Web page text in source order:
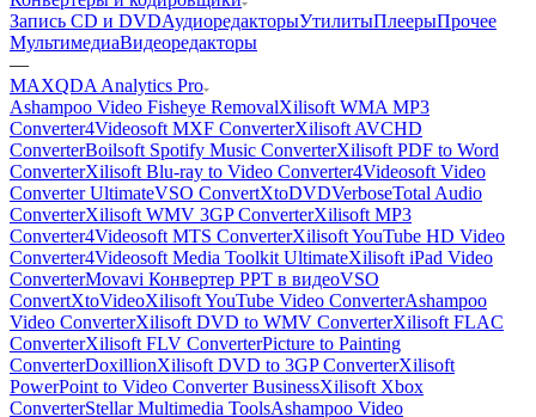
Запись CD и DVDАудиоредакторыУтилитыПлеерыПрочее
МультимедиаВидеоредакторы
—
MAXQDA Analytics Pro
Ashampoo Video Fisheye RemovalXilisoft WMA MP3
Converter4Videosoft MXF ConverterXilisoft AVCHD
ConverterBoilsoft Spotify Music ConverterXilisoft PDF to Word
ConverterXilisoft Blu-ray to Video Converter4Videosoft Video
Converter UltimateVSO ConvertXtoDVDVerboseTotal Audio
ConverterXilisoft WMV 3GP ConverterXilisoft MP3
Converter4Videosoft MTS ConverterXilisoft YouTube HD Video
Converter4Videosoft Media Toolkit UltimateXilisoft iPad Video
ConverterMovavi Конвертер PPT в видеоVSO
ConvertXtoVideoXilisoft YouTube Video ConverterAshampoo
Video ConverterXilisoft DVD to WMV ConverterXilisoft FLAC
ConverterXilisoft FLV ConverterPicture to Painting
ConverterDoxillionXilisoft DVD to 3GP ConverterXilisoft
PowerPoint to Video Converter BusinessXilisoft Xbox
ConverterStellar Multimedia ToolsAshampoo Video